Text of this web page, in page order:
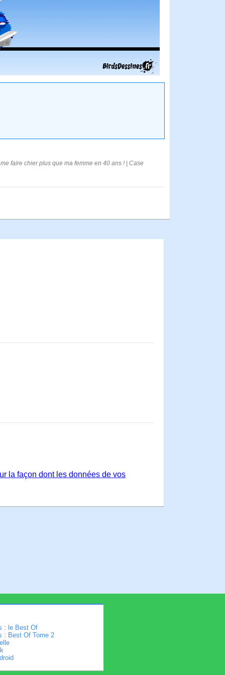
faire chier plus que ma femme en 40 ans ! | Case
la façon dont les données de vos
: le Best Of
: Best Of Tome 2